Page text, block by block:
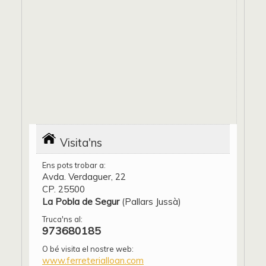
Visita'ns
Ens pots trobar a:
Avda. Verdaguer, 22
CP. 25500
La Pobla de Segur(Pallars Jussà)
Truca'ns al:
973680185
O bé visita el nostre web:
www.ferreterialloan.com